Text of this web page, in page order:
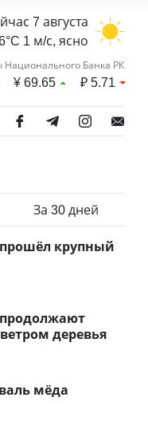
7 августа
1 м/с, ясно
Национального Банка РК
¥69.65 ₽5.71
За 30 дней
крупный
продолжают
деревья
мёда